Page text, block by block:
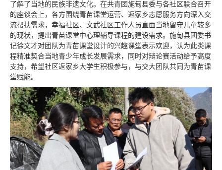
了解了当地的民族非遗文化。在共青团施甸县委与各社区联合召开
的座谈会上，各方围绕青苗课堂运营、返家乡志愿服务方向深入交
流帮扶需求，幸福社区、文武社区工作人员直面当地留守儿童较多
的现状，提出青苗课堂中心理辅导课程的建设需求。施甸县团委书
记徐文才对团队为青苗课堂设计的兴趣课堂表示欢迎，认为此类课
程精准契合当地青少年成长发展需求，同时对辩论赛活动给予高度
支持，希望社区返家乡大学生积极参与，与交大团队共同为青苗课
堂赋能。